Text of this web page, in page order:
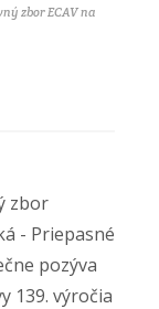
zbor ECAV na
zbor
- Priepasné
pozýva
139. výročia